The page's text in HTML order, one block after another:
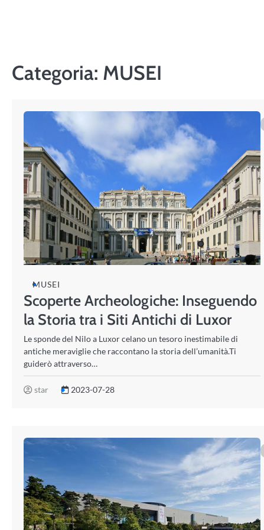
Categoria: MUSEI
MUSEI
Scoperte Archeologiche: Inseguendo
la Storia tra i Siti Antichi di Luxor
Le sponde del Nilo a Luxor celano un tesoro inestimabile di
antiche meraviglie che raccontano la storia dell’umanità.Ti
guiderò attraverso…
star 2023-07-28